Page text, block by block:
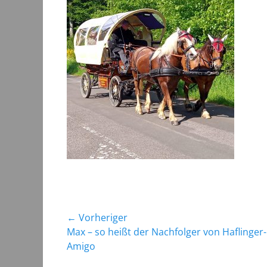
Beitragsnavigation
← Vorheriger
Vorheriger
Beitrag:
Max – so heißt der Nachfolger von
Amigo